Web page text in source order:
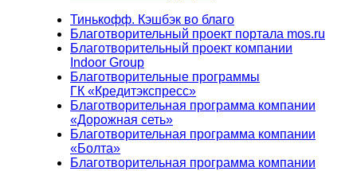
Тинькофф. Кэшбэк во благо
Благотворительный проект портала mos.ru
Благотворительный проект компании
Indoor Group
Благотворительные программы
ГК «Кредитэкспресс»
Благотворительная программа компании
«Дорожная сеть»
Благотворительная программа компании
«Болта»
Благотворительная программа компании